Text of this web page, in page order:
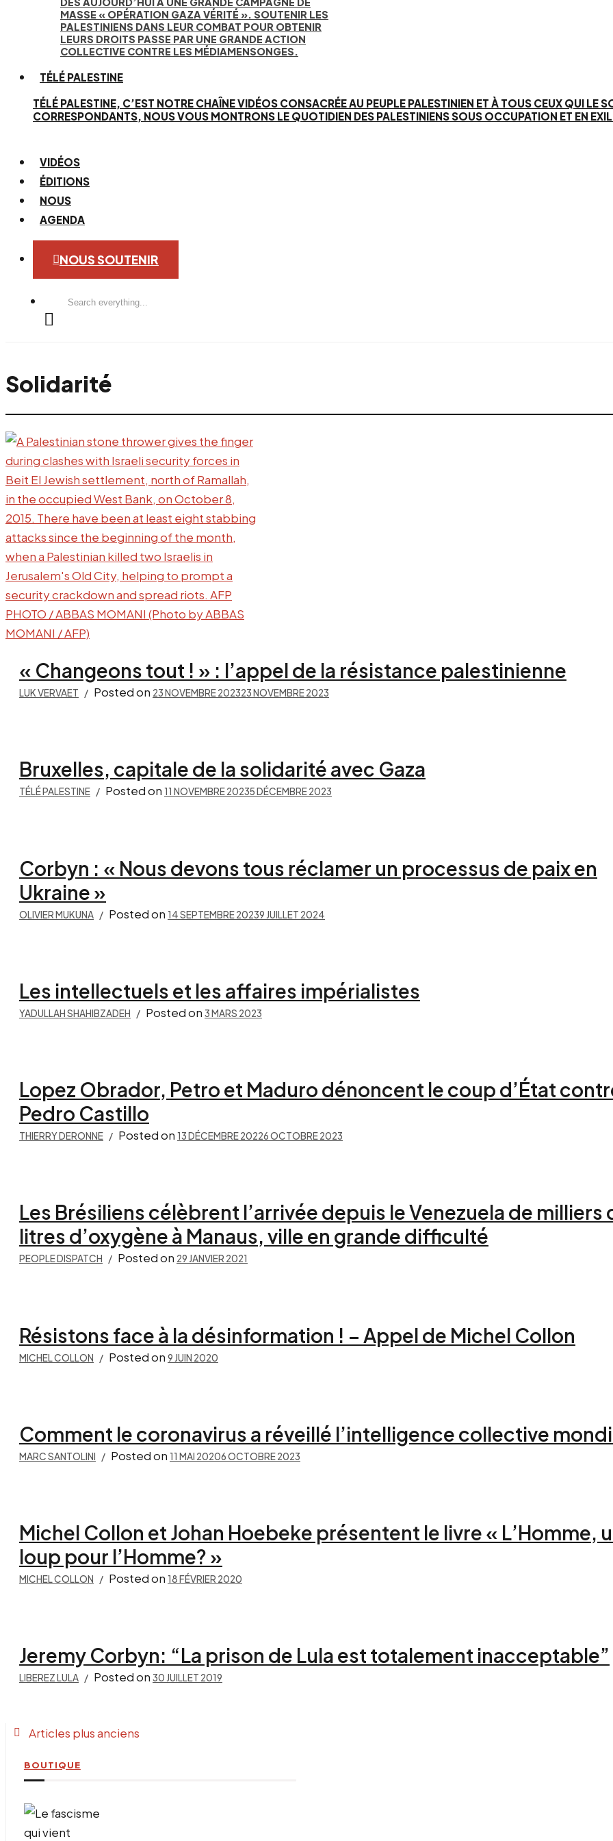
MASSE « OPÉRATION GAZA VÉRITÉ ». SOUTENIR LES
PALESTINIENS DANS LEUR COMBAT POUR OBTENIR
LEURS DROITS PASSE PAR UNE GRANDE ACTION
COLLECTIVE CONTRE LES MÉDIAMENSONGES.
TÉLÉ PALESTINE
TÉLÉ PALESTINE, C’EST NOTRE CHAÎNE VIDÉOS CONSACRÉE AU PEUPLE PALESTINIEN ET À TOUS CEUX QUI LE
CORRESPONDANTS, NOUS VOUS MONTRONS LE QUOTIDIEN DES PALESTINIENS SOUS OCCUPATION ET EN
VIDÉOS
ÉDITIONS
NOUS
AGENDA
NOUS SOUTENIR
Search
Solidarité
« Changeons tout ! » : l’appel de la résistance palestinienne
LUK VERVAET Posted on 23 NOVEMBRE 202323 NOVEMBRE 2023
Bruxelles, capitale de la solidarité avec Gaza
TÉLÉ PALESTINE Posted on 11 NOVEMBRE 20235 DÉCEMBRE 2023
Corbyn : « Nous devons tous réclamer un processus de paix en
Ukraine »
OLIVIER MUKUNA Posted on 14 SEPTEMBRE 20239 JUILLET 2024
Les intellectuels et les affaires impérialistes
YADULLAH SHAHIBZADEH Posted on 3 MARS 2023
Lopez Obrador, Petro et Maduro dénoncent le coup d’État
Pedro Castillo
THIERRY DERONNE Posted on 13 DÉCEMBRE 20226 OCTOBRE 2023
Les Brésiliens célèbrent l’arrivée depuis le Venezuela de milliers
litres d’oxygène à Manaus, ville en grande difficulté
PEOPLE DISPATCH Posted on 29 JANVIER 2021
Résistons face à la désinformation ! – Appel de Michel Collon
MICHEL COLLON Posted on 9 JUIN 2020
Comment le coronavirus a réveillé l’intelligence collective
MARC SANTOLINI Posted on 11 MAI 20206 OCTOBRE 2023
Michel Collon et Johan Hoebeke présentent le livre « L’Homme,
loup pour l’Homme? »
MICHEL COLLON Posted on 18 FÉVRIER 2020
Jeremy Corbyn: “La prison de Lula est totalement inacceptable”
LIBEREZ LULA Posted on 30 JUILLET 2019
Navigation
articles
Articles plus anciens
BOUTIQUE